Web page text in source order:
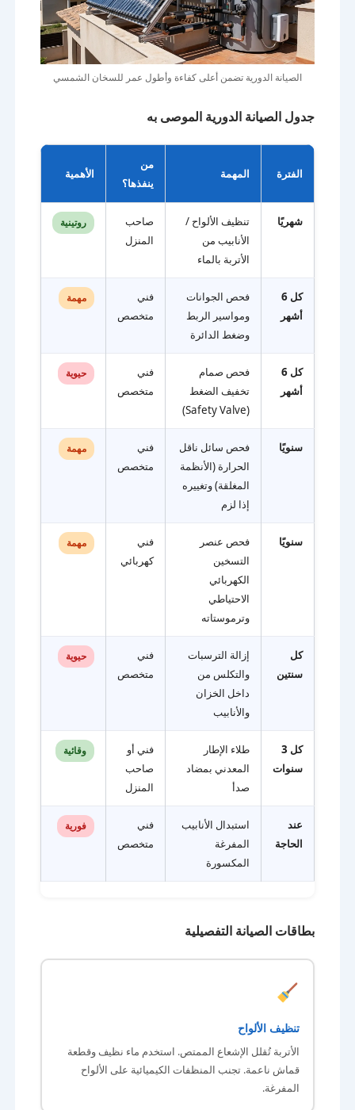
الصيانة الدورية تضمن أعلى كفاءة وأطول عمر للسخان الشمسي
جدول الصيانة الدورية الموصى به
الفترة المهمة
من
ينفذها؟
الأهمية
شهريًا
تنظيف الألواح /
الأنابيب من
الأتربة بالماء
صاحب
المنزل
روتينية
كل 6
أشهر
فحص الجوانات
ومواسير الربط
وضغط الدائرة
فني
متخصص
مهمة
كل 6
أشهر
فحص صمام
تخفيف الضغط
(Safety Valve)
فني
متخصص
حيوية
سنويًا
فحص سائل ناقل
الحرارة (الأنظمة
المغلقة) وتغييره
إذا لزم
فني
متخصص
مهمة
سنويًا
فحص عنصر
التسخين
الكهربائي
الاحتياطي
وترموستاته
فني
كهربائي
مهمة
كل
سنتين
إزالة الترسبات
والتكلس من
داخل الخزان
والأنابيب
فني
متخصص
حيوية
كل 3
سنوات
طلاء الإطار
المعدني بمضاد
صدأ
فني أو
صاحب
المنزل
وقائية
عند
الحاجة
استبدال الأنابيب
المفرغة
المكسورة
فني
متخصص
فورية
بطاقات الصيانة التفصيلية
تنظيف الألواح
الأتربة تُقلل الإشعاع الممتص. استخدم ماء نظيف وقطعة
قماش ناعمة. تجنب المنظفات الكيميائية على الألواح
المفرغة.